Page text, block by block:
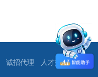
诚招代理 人才招聘